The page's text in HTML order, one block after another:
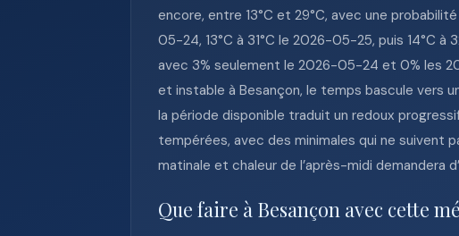
encore, entre 13°C et 29°C, avec une
05-24, 13°C à 31°C le 2026-05-25, puis 14°C
avec 3% seulement le 2026-05-24 et 0% les
et instable à Besançon, le temps bascule vers
la période disponible traduit un redoux
tempérées, avec des minimales qui ne suivent
matinale et chaleur de l’après-midi demandera
Que faire à Besançon avec cette